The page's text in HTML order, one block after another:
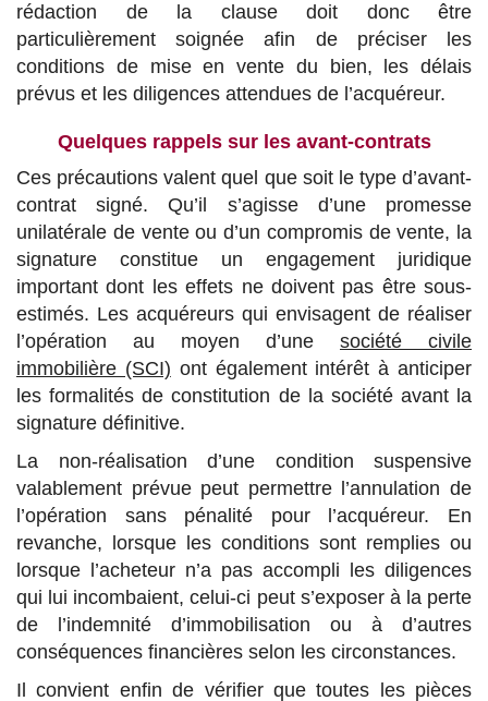
rédaction de la clause doit donc être
particulièrement soignée afin de préciser les
conditions de mise en vente du bien, les délais
prévus et les diligences attendues de l’acquéreur.
Quelques rappels sur les avant-contrats
Ces précautions valent quel que soit le type d’avant-
contrat signé. Qu’il s’agisse d’une promesse
unilatérale de vente ou d’un compromis de vente, la
signature constitue un engagement juridique
important dont les effets ne doivent pas être sous-
estimés. Les acquéreurs qui envisagent de réaliser
l’opération au moyen d’une société civile
immobilière (SCI) ont également intérêt à anticiper
les formalités de constitution de la société avant la
signature définitive.
La non-réalisation d’une condition suspensive
valablement prévue peut permettre l’annulation de
l’opération sans pénalité pour l’acquéreur. En
revanche, lorsque les conditions sont remplies ou
lorsque l’acheteur n’a pas accompli les diligences
qui lui incombaient, celui-ci peut s’exposer à la perte
de l’indemnité d’immobilisation ou à d’autres
conséquences financières selon les circonstances.
Il convient enfin de vérifier que toutes les pièces